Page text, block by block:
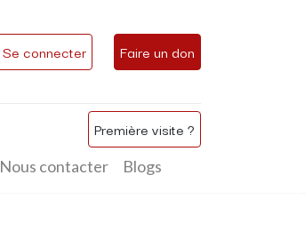
Se connecter Faire un don
Première visite ?
Nous contacter Blogs